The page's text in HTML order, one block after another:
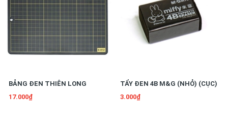
BẢNG ĐEN THIÊN LONG
17.000₫
TẨY ĐEN 4B M&G (NHỎ) (CỤC)
3.000₫